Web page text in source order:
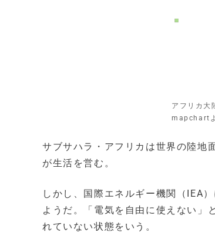
アフリカ大
mapchart
サブサハラ・アフリカは世界の陸地
が生活を営む。
しかし、国際エネルギー機関（IEA
ようだ。「電気を自由に使えない」
れていない状態をいう。